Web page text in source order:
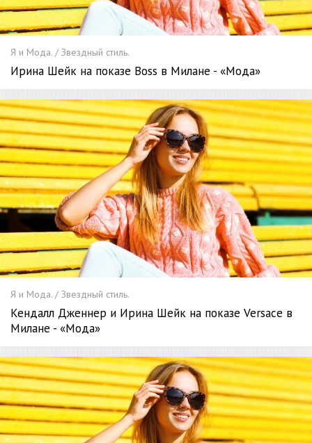
Я и Мода. / Звездный стиль.
Ирина Шейк на показе Boss в Милане - «Мода»
Я и Мода. / Звездный стиль.
Кендалл Дженнер и Ирина Шейк на показе Versace в
Милане - «Мода»